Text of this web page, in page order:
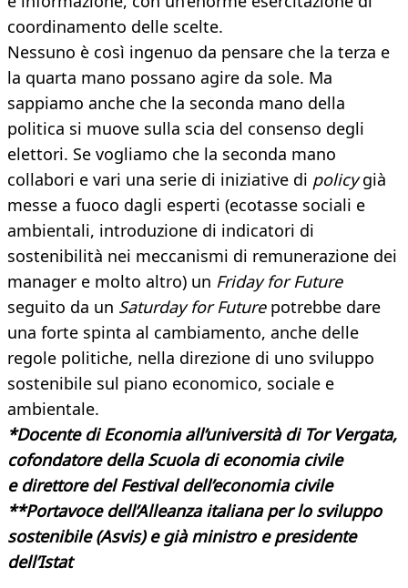
coordinamento delle scelte.
Nessuno è così ingenuo da pensare che la terza e
la quarta mano possano agire da sole. Ma
sappiamo anche che la seconda mano della
politica si muove sulla scia del consenso degli
elettori. Se vogliamo che la seconda mano
collabori e vari una serie di iniziative di policygià
messe a fuoco dagli esperti (ecotasse sociali e
ambientali, introduzione di indicatori di
sostenibilità nei meccanismi di remunerazione dei
manager e molto altro) un Friday for Future
seguito da un Saturday for Futurepotrebbe dare
una forte spinta al cambiamento, anche delle
regole politiche, nella direzione di uno sviluppo
sostenibile sul piano economico, sociale e
ambientale.
*Docente di Economia all’università di Tor Vergata,
cofondatore della Scuola di economia civile
e direttore del Festival dell’economia civile
**Portavoce dell’Alleanza italiana per lo sviluppo
sostenibile (Asvis) e già ministro e presidente
dell’Istat